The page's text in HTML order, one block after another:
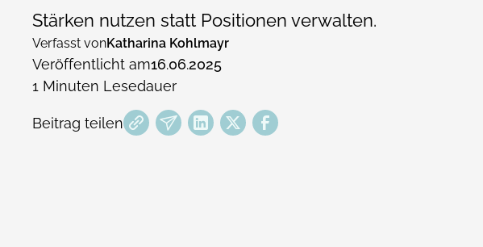
Stärken nutzen statt Positionen verwalten.
Verfasst vonKatharina Kohlmayr
Veröffentlicht am16.06.2025
1 Minuten Lesedauer
Beitrag teilen